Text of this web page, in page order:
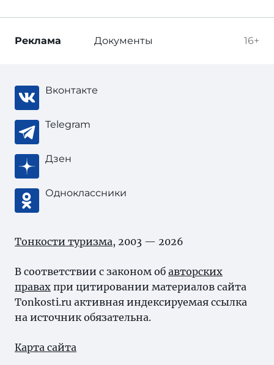
16+
Реклама Документы
Вконтакте
Telegram
Дзен
Одноклассники
Тонкости туризма, 2003 — 2026
В соответствии с законом об авторских
правах при цитировании материалов сайта
Tonkosti.ru активная индексируемая ссылка
на источник обязательна.
Карта сайта